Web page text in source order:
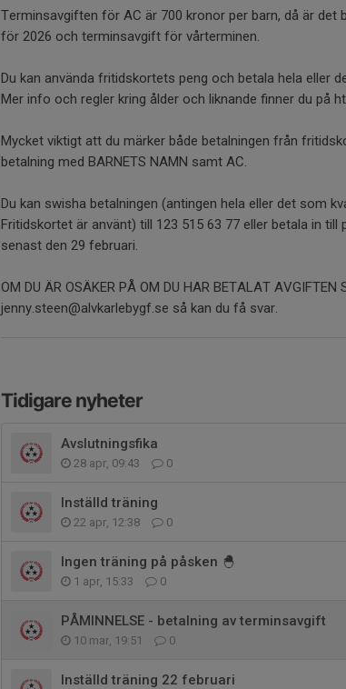
Terminsavgiften för AC är 700 kronor per barn, då är det
för 2026 och terminsavgift för vårterminen.
Du kan använda fritidskortets peng och betala hela eller
Mer info och regler kring ålder och liknande finner du på
Mycket viktigt att du märker både betalningen från
betalning med BARNETS NAMN samt AC.
Du kan swisha betalningen (antingen hela eller det som
Fritidskortet är använt) till 123 515 63 77 eller betala in till
senast den 29 februari.
OM DU ÄR OSÄKER PÅ OM DU HAR BETALAT AVGIFTEN
jenny.steen@alvkarlebygf.se så kan du få svar.
Tidigare nyheter
Avslutningsfika
28 apr, 09:43 0
Inställd träning
22 apr, 12:38 0
Ingen träning på påsken 🐣
1 apr, 15:33 0
PÅMINNELSE - betalning av terminsavgift
10 mar, 19:51 0
Inställd träning 22 februari